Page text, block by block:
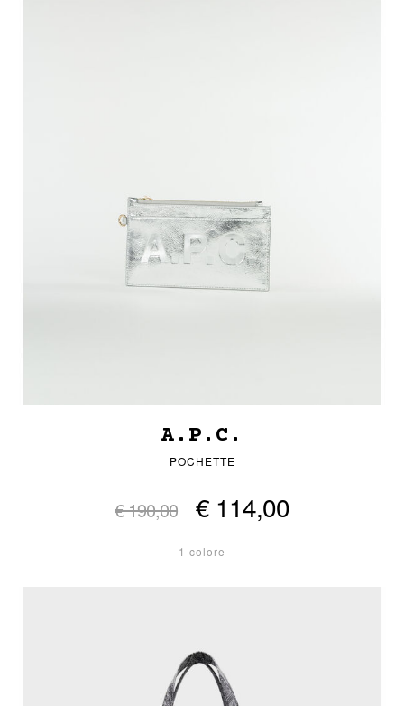
A.P.C.
POCHETTE
€ 190,00 € 114,00
1 colore